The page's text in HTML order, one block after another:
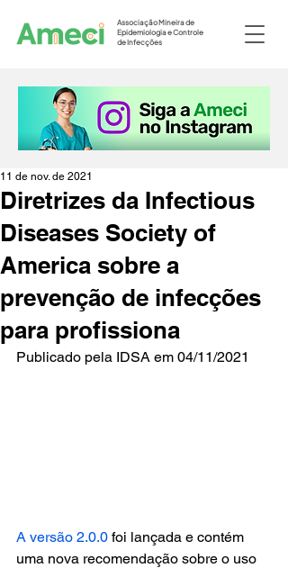
Associação Mineira de
Epidemiologia e Controle
de Infecções
Diretrizes da Infectious
Diseases Society of
America sobre a
prevenção de infecções
para profissiona
11 de nov. de 2021
Publicado pela IDSA em 04/11/2021
A versão 2.0.0 foi lançada e contém
uma nova recomendação sobre o uso